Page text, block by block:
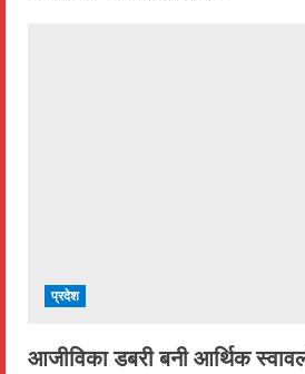
प्रदेश
आजीविका डबरी बनी आर्थिक